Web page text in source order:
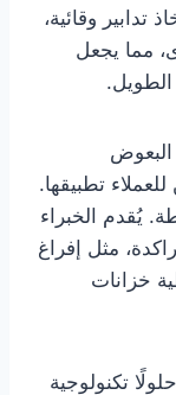
وقائية،
مما يجعل
تطبيقها.
يُقدم الخبراء
مثل إفراغ
خزانات
تكنولوجية